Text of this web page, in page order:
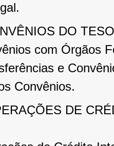
DO
com Órgãos
e
Convênios.
DE